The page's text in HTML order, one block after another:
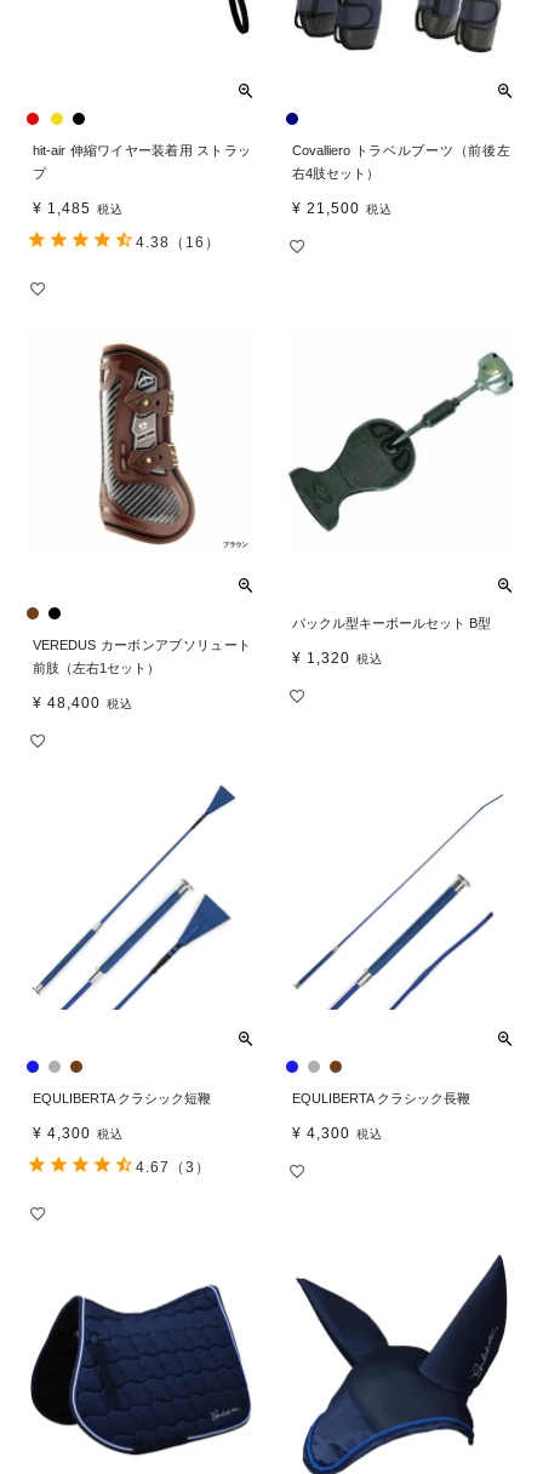
hit-air 伸縮ワイヤー装着用 ストラッ
プ
¥ 1,485 税込
4.38 （16）
Covalliero トラベルブーツ（前後左
右4肢セット）
¥ 21,500 税込
VEREDUS カーボンアブソリュート
前肢（左右1セット）
¥ 48,400 税込
バックル型キーボールセット B型
¥ 1,320 税込
EQULIBERTA クラシック短鞭
¥ 4,300 税込
4.67 （3）
EQULIBERTA クラシック長鞭
¥ 4,300 税込